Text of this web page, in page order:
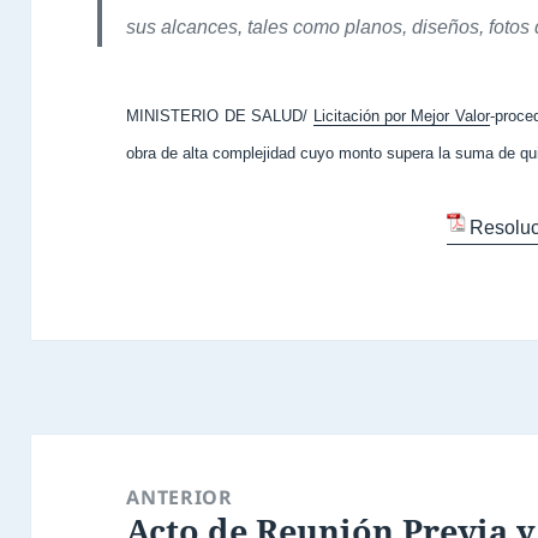
sus alcances, tales como planos, diseños,
MINISTERIO DE SALUD/ Licitación por Mejor Valor-
obra de alta complejidad cuyo monto supera la suma de
entradas
ANTERIOR
Entrada